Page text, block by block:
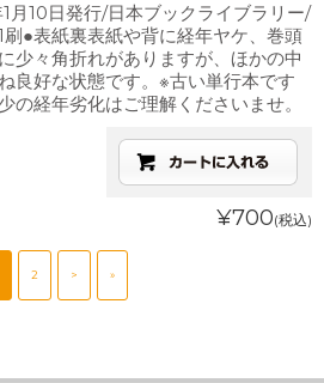
月10日発行/日本ブックライブラリー/
刷●表紙裏表紙や背に経年ヤケ、巻頭
少々角折れがありますが、ほかの中
良好な状態です。※古い単行本です
の経年劣化はご理解くださいませ。
¥700(税込)
2 > »